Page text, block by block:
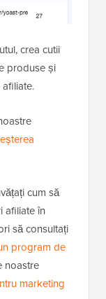
crea cutii
produse și
cum să
afiliate în
să consultați
program de
noastre
marketing